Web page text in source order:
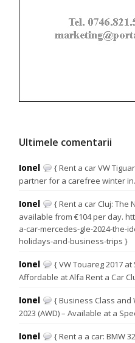
Ultimele comentarii
Ionel
{ Rent a car VW
partner for a carefree winter
Ionel
{ Rent a car Cluj: The
available from €104 per day.
a-car-mercedes-gle-2024-the-
holidays-and-business-trips }
Ionel
{ VW Touareg 2017
Affordable at Alfa Rent a Car
Ionel
{ Business Class and
2023 (AWD) – Available at a
Ionel
{ Rent a a car: BMW